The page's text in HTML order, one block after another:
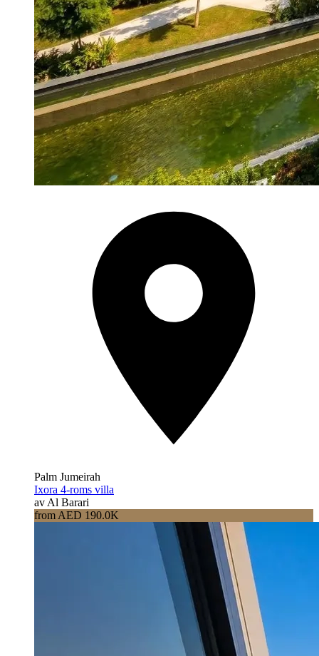
Palm Jumeirah
Ixora 4-roms villa
av Al Barari
from AED 190.0K